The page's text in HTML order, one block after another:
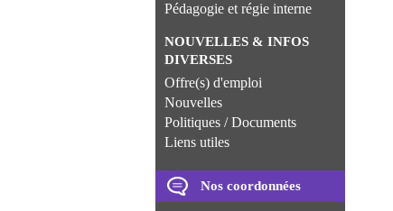
Pédagogie et régie interne
NOUVELLES & INFOS
DIVERSES
Offre(s) d'emploi
Nouvelles
Politiques / Documents
Liens utiles
Nos coordonnées